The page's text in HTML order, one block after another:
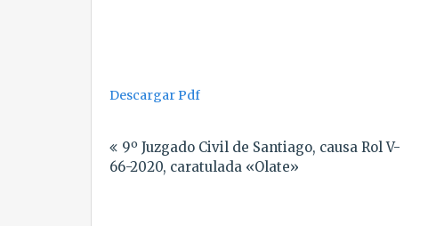
Descargar Pdf
de9º Juzgado Civil de Santiago, causa Rol V-
66-2020, caratulada «Olate»